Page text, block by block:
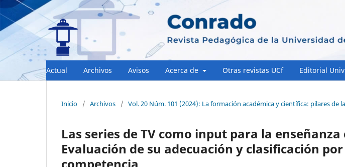
Actual Archivos Avisos Acerca de Otras revistas UCf Editorial
Inicio / Archivos / Vol. 20 Núm. 101 (2024): La formación académica y científica: pilares de
Las series de TV como input para la enseñanza
Evaluación de su adecuación y clasificación
competencia